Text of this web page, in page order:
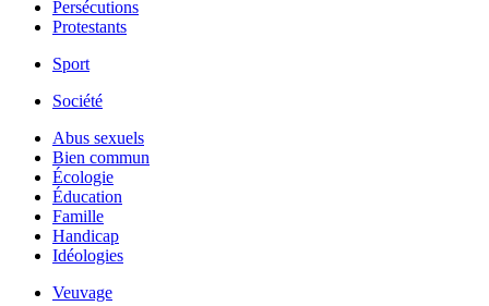
Persécutions
Protestants
Sport
Société
Abus sexuels
Bien commun
Écologie
Éducation
Famille
Handicap
Idéologies
Veuvage